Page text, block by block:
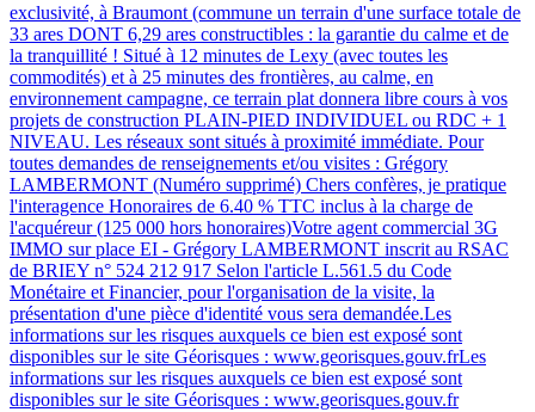
exclusivité, à Braumont (commune un terrain d'une surface totale de
33 ares DONT 6,29 ares constructibles : la garantie du calme et de
la tranquillité ! Situé à 12 minutes de Lexy (avec toutes les
commodités) et à 25 minutes des frontières, au calme, en
environnement campagne, ce terrain plat donnera libre cours à vos
projets de construction PLAIN-PIED INDIVIDUEL ou RDC + 1
NIVEAU. Les réseaux sont situés à proximité immédiate. Pour
toutes demandes de renseignements et/ou visites : Grégory
LAMBERMONT (Numéro supprimé) Chers confères, je pratique
l'interagence Honoraires de 6.40 % TTC inclus à la charge de
l'acquéreur (125 000 hors honoraires)Votre agent commercial 3G
IMMO sur place EI - Grégory LAMBERMONT inscrit au RSAC
de BRIEY n° 524 212 917 Selon l'article L.561.5 du Code
Monétaire et Financier, pour l'organisation de la visite, la
présentation d'une pièce d'identité vous sera demandée.Les
informations sur les risques auxquels ce bien est exposé sont
disponibles sur le site Géorisques : www.georisques.gouv.frLes
informations sur les risques auxquels ce bien est exposé sont
disponibles sur le site Géorisques : www.georisques.gouv.fr